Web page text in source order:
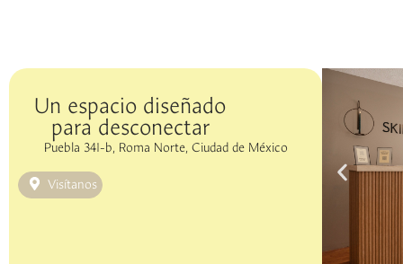
Un espacio diseñado
para desconectar
Puebla 341-b, Roma Norte, Ciudad de México
Visítanos